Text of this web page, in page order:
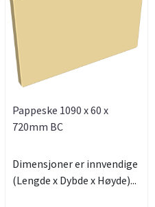
Pappeske 1090 x 60 x
720mm BC
Dimensjoner er innvendige
(Lengde x Dybde x Høyde)...